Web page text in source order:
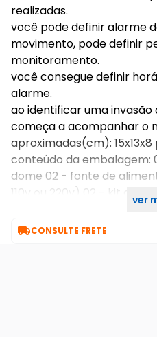
realizadas.
você pode definir alarme
movimento, pode definir
monitoramento.
você consegue definir
alarme.
ao identificar uma
começa a acompanhar o
aproximadas(cm):
conteúdo da embalagem:
dome 02 - fonte de
110v ou 220v) 02 - kit dever
CONSULTE FRETE